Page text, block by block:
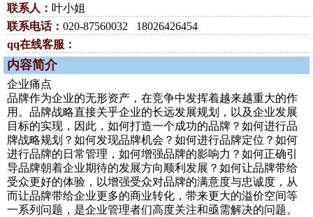
联系人： 叶小姐
联系电话： 020-87560032 18026426454
qq在线客服：
内容简介
企业痛点
品牌作为企业的无形资产，在竞争中发挥着越来越重大的作
用。品牌战略直接关乎企业的长远发展规划，以及企业发展
目标的实现，因此，如何打造一个成功的品牌？如何进行品
牌战略规划？如何发现品牌机会？如何进行品牌定位？如何
进行品牌的日常管理，如何增强品牌的影响力？如何正确引
导品牌朝着企业期待的发展方向顺利发展？如何让品牌带给
受众更好的体验，以增强受众对品牌的满意度与忠诚度，从
而让品牌带给企业更多的商业转化，带来更大的溢价空间等
一系列问题，是企业管理者们高度关注和亟需解决的问题。